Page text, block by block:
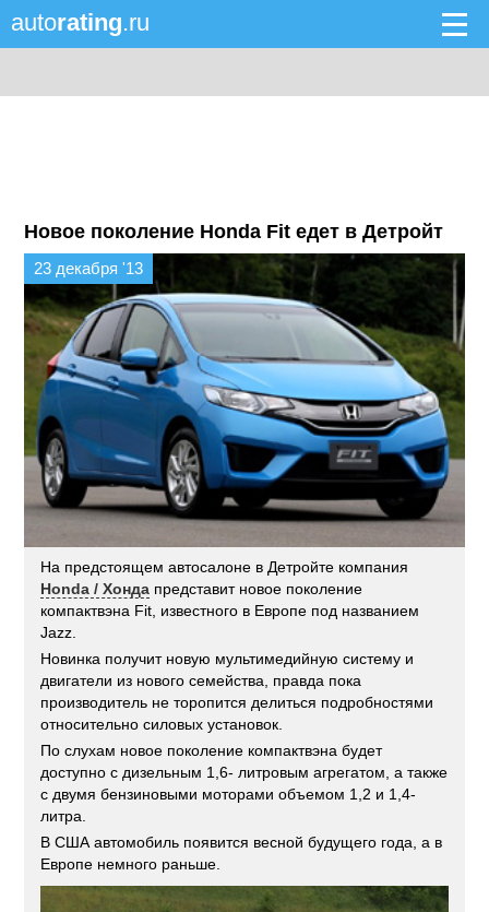
autorating.ru
Новое поколение Honda Fit едет в Детройт
23 декабря '13
На предстоящем автосалоне в Детройте компания
Honda / Хонда представит новое поколение
компактвэна Fit, известного в Европе под названием
Jazz.
Новинка получит новую мультимедийную систему и
двигатели из нового семейства, правда пока
производитель не торопится делиться подробностями
относительно силовых установок.
По слухам новое поколение компактвэна будет
доступно с дизельным 1,6- литровым агрегатом, а также
с двумя бензиновыми моторами объемом 1,2 и 1,4-
литра.
В США автомобиль появится весной будущего года, а в
Европе немного раньше.